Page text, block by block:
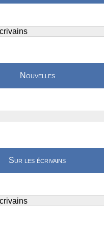
Nouvelles
Sur les écrivains